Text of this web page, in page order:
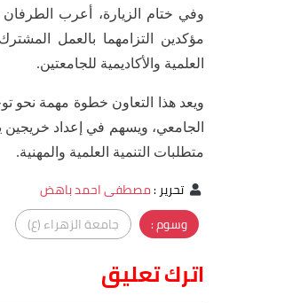
وفي ختام الزيارة، أعرب الطرفان
مؤكدين التزامهما بالعمل
العلمية والأكاديمية للجامعتين.
ويعد هذا التعاون خطوة مهمة نحو
الجامعي، ويسهم في إعداد خريجين
متطلبات التنمية العلمية والمهنية.
تحرير:مصطفى احمد باهض
وسوم :
جامعة الزهراء (ع)
اترك تعليق